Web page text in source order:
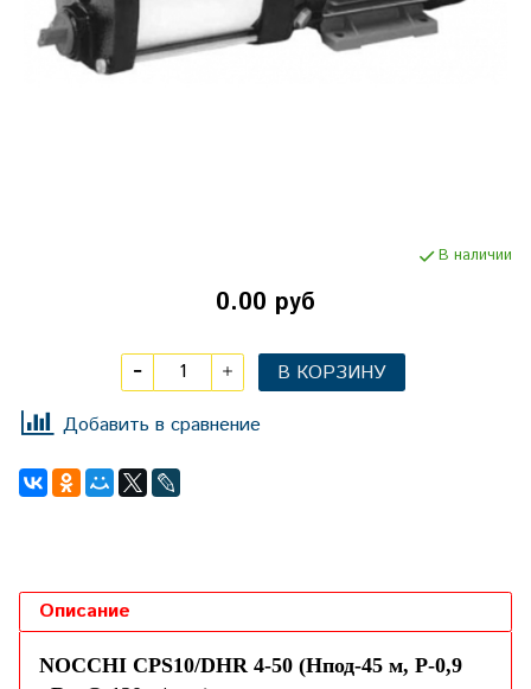
В наличии
0.00 руб
В КОРЗИНУ
Добавить в сравнение
Описание
NOCCHI CPS10/DHR 4-50 (Hпод-45 м, P-0,9